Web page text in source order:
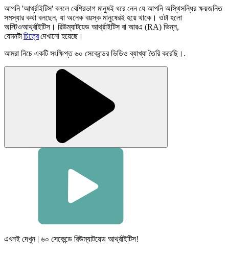
আপনি 'আর্থ্রাইটিস' বললে বেশিরভাগ মানুষই ধরে নেন যে আপনি অস্থিসন্ধির ক্ষয়জনিত
সমস্যার কথা বলছেন, যা অনেক বয়স্ক মানুষেরই হয়ে থাকে। ওটা হলো
অস্টিওআর্থ্রাইটিস। রিউম্যাটয়েড আর্থ্রাইটিস বা আরএ (RA) ভিন্ন,
যেমনটাচিত্রেদেখানো হয়েছে।
আমরা নিচে একটি সংক্ষিপ্ত ৬০ সেকেন্ডের ভিডিও ব্যাখ্যা তৈরি করেছি।.
এখনই দেখুন | ৬০ সেকেন্ডে রিউম্যাটয়েড আর্থ্রাইটিস!